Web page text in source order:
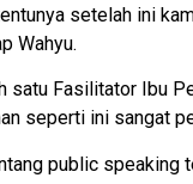
setelah ini
Wahyu.
satu Fasilitator Ibu
seperti ini sangat
public speaking